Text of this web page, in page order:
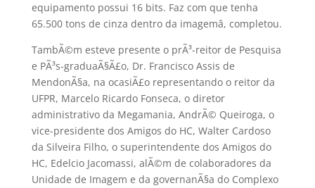
equipamento possui 16 bits. Faz com que tenha
65.500 tons de cinza dentro da imagemâ, completou.
TambÃ©m esteve presente o prÃ³-reitor de Pesquisa
e PÃ³s-graduaÃ§Ã£o, Dr. Francisco Assis de
MendonÃ§a, na ocasiÃ£o representando o reitor da
UFPR, Marcelo Ricardo Fonseca, o diretor
administrativo da Megamania, AndrÃ© Queiroga, o
vice-presidente dos Amigos do HC, Walter Cardoso
da Silveira Filho, o superintendente dos Amigos do
HC, Edelcio Jacomassi, alÃ©m de colaboradores da
Unidade de Imagem e da governanÃ§a do Complexo